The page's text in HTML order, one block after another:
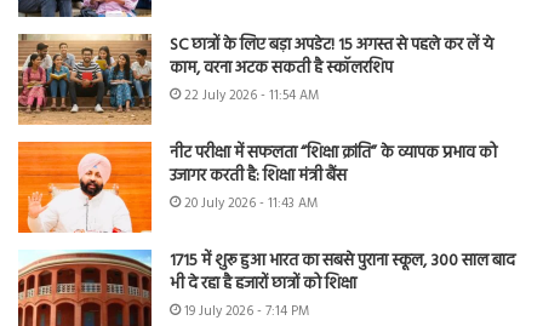
SC छात्रों के लिए बड़ा अपडेट! 15 अगस्त से पहले कर लें ये
काम, वरना अटक सकती है स्कॉलरशिप
22 July 2026 - 11:54 AM
नीट परीक्षा में सफलता “शिक्षा क्रांति” के व्यापक प्रभाव को
उजागर करती है: शिक्षा मंत्री बैंस
20 July 2026 - 11:43 AM
1715 में शुरू हुआ भारत का सबसे पुराना स्कूल, 300 साल बाद
भी दे रहा है हजारों छात्रों को शिक्षा
19 July 2026 - 7:14 PM